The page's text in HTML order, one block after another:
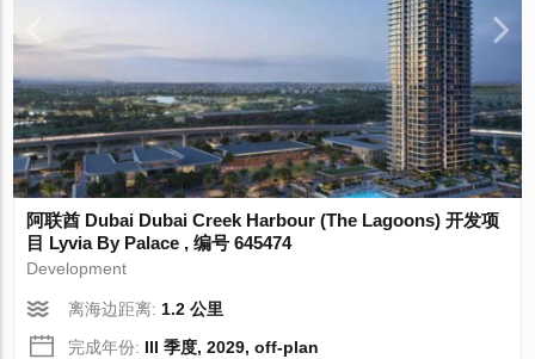
阿联酋 Dubai Dubai Creek Harbour (The Lagoons) 开发项
目 Lyvia By Palace , 编号 645474
Development
离海边距离:1.2 公里
完成年份: III 季度, 2029, off-plan